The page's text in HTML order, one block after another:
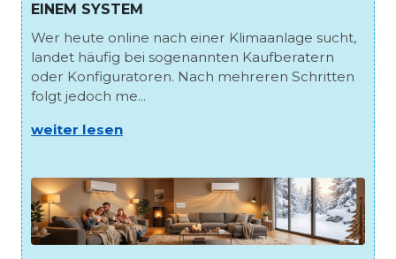
EINEM SYSTEM
Wer heute online nach einer Klimaanlage sucht,
landet häufig bei sogenannten Kaufberatern
oder Konfiguratoren. Nach mehreren Schritten
folgt jedoch me...
weiter lesen